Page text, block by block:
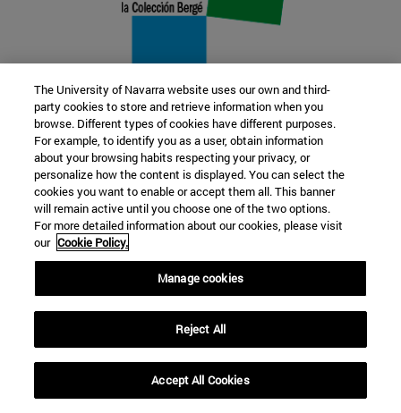
22 SEP
FUNCIÓN Y FICCIÓN. Varios artistas
Más información
The University of Navarra website uses our own and third-
party cookies to store and retrieve information when you
browse. Different types of cookies have different purposes.
For example, to identify you as a user, obtain information
about your browsing habits respecting your privacy, or
personalize how the content is displayed. You can select the
cookies you want to enable or accept them all. This banner
will remain active until you choose one of the two options.
For more detailed information about our cookies, please visit
our Cookie Policy.
Manage cookies
Reject All
Accept All Cookies